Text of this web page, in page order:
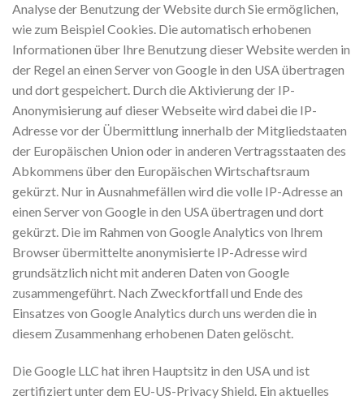
Analyse der Benutzung der Website durch Sie ermöglichen,
wie zum Beispiel Cookies. Die automatisch erhobenen
Informationen über Ihre Benutzung dieser Website werden in
der Regel an einen Server von Google in den USA übertragen
und dort gespeichert. Durch die Aktivierung der IP-
Anonymisierung auf dieser Webseite wird dabei die IP-
Adresse vor der Übermittlung innerhalb der Mitgliedstaaten
der Europäischen Union oder in anderen Vertragsstaaten des
Abkommens über den Europäischen Wirtschaftsraum
gekürzt. Nur in Ausnahmefällen wird die volle IP-Adresse an
einen Server von Google in den USA übertragen und dort
gekürzt. Die im Rahmen von Google Analytics von Ihrem
Browser übermittelte anonymisierte IP-Adresse wird
grundsätzlich nicht mit anderen Daten von Google
zusammengeführt. Nach Zweckfortfall und Ende des
Einsatzes von Google Analytics durch uns werden die in
diesem Zusammenhang erhobenen Daten gelöscht.
Die Google LLC hat ihren Hauptsitz in den USA und ist
zertifiziert unter dem EU-US-Privacy Shield. Ein aktuelles